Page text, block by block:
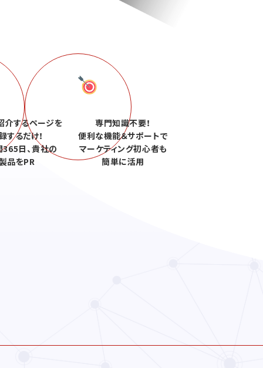
介するページを
するだけ！
日、貴社の
品をPR
専門知識不要！
便利な機能＆サポートで
マーケティング初心者も
簡単に活用